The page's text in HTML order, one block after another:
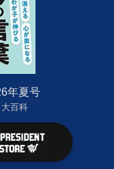
年夏号
百科